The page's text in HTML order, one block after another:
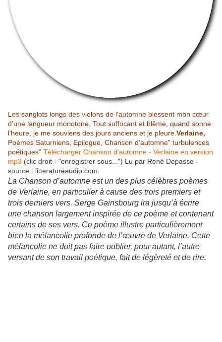
Les sanglots longs des violons de l'automne blessent mon cœur
d'une langueur monotone. Tout suffocant et blême, quand sonne
l'heure, je me souviens des jours anciens et je pleure. Verlaine,
Poèmes Saturniens Epilogue, Chanson d'automne" turbulences
poétiques" Télécharger Chanson d'automne - Verlaine en version
mp3 (clic droit - "enregistrer sous...") Lu par René Depasse -
source : litteratureaudio.com.
La Chanson d’automne est un des plus célèbres poèmes
de Verlaine, en particulier à cause des trois premiers et
trois derniers vers. Serge Gainsbourg ira jusqu’à écrire
une chanson largement inspirée de ce poème et contenant
certains de ses vers. Ce poème illustre particulièrement
bien la mélancolie profonde de l’œuvre de Verlaine. Cette
mélancolie ne doit pas faire oublier, pour autant, l’autre
versant de son travail poétique, fait de légèreté et de rire.